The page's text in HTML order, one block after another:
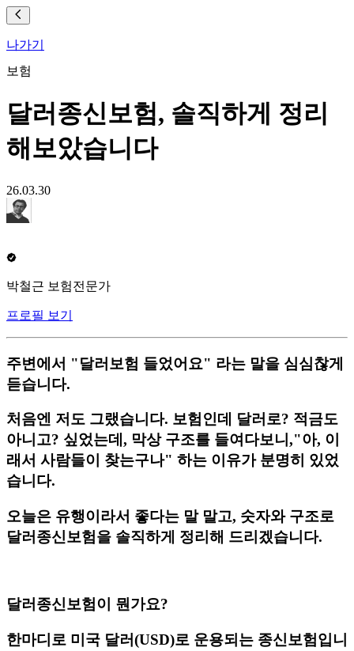
나가기
보험
달러종신보험, 솔직하게 정리
해보았습니다
26.03.30
박철근 보험전문가
프로필 보기
주변에서 "달러보험 들었어요" 라는 말을 심심찮게
듣습니다.
처음엔 저도 그랬습니다. 보험인데 달러로? 적금도
아니고? 싶었는데, 막상 구조를 들여다보니,"아, 이
래서 사람들이 찾는구나" 하는 이유가 분명히 있었
습니다.
오늘은 유행이라서 좋다는 말 말고, 숫자와 구조로
달러종신보험을 솔직하게 정리해 드리겠습니다.
​달러종신보험이 뭔가요?
한마디로 미국 달러(USD)로 운용되는 종신보험입니